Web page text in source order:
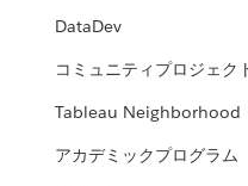
DataDev
コミュニティプロジェク
Tableau Neighborhood
アカデミックプログラム